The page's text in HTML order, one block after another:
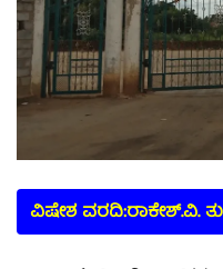
ವಿಷೇಶ ವರದಿ:ರಾಕೇಶ್.ವಿ.